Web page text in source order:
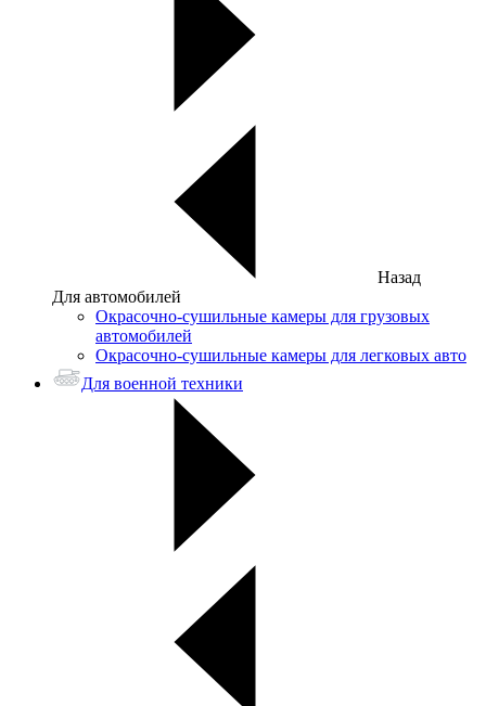
Назад
Для автомобилей
Окрасочно-сушильные камеры для грузовых
автомобилей
Окрасочно-сушильные камеры для легковых авто
Для военной техники